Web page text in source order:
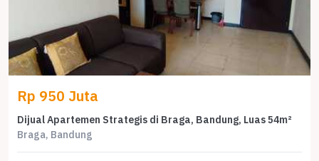
Rp 950 Juta
Dijual Apartemen Strategis di Braga, Bandung, Luas 54m²
Braga, Bandung